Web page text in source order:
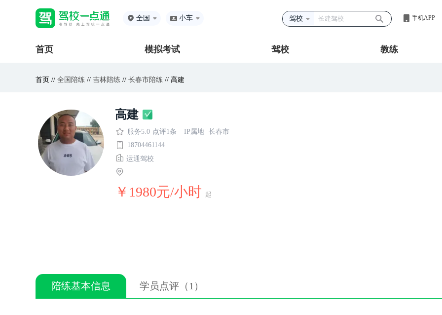
全国 小车 驾校 手机APP
首页 模拟考试 驾校 教练
首页 // 全国陪练 // 吉林陪练 // 长春市陪练 // 高建
高建
服务5.0 点评1条 IP属地 长春市
18704461144
运通驾校
￥1980元/小时 起
陪练基本信息 学员点评（1）